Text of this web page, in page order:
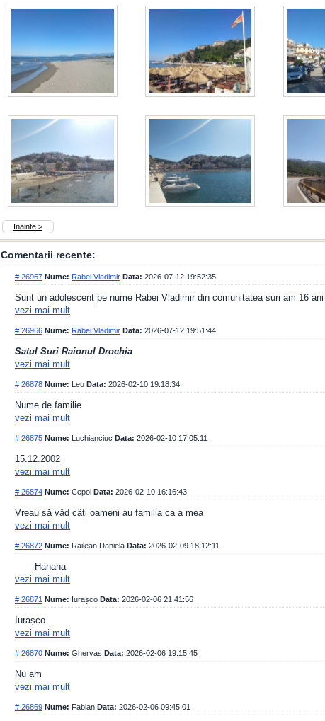
Inainte >
Comentarii recente:
# 26967 Nume: Rabei Vladimir Data: 2026-07-12 19:52:35
Sunt un adolescent pe nume Rabei Vladimir din comunitatea suri am 16 ani
vezi mai mult
# 26966 Nume: Rabei Vladimir Data: 2026-07-12 19:51:44
Satul Suri Raionul Drochia
vezi mai mult
# 26878 Nume: Leu Data: 2026-02-10 19:18:34
Nume de familie
vezi mai mult
# 26875 Nume: Luchianciuc Data: 2026-02-10 17:05:11
15.12.2002
vezi mai mult
# 26874 Nume: Cepoi Data: 2026-02-10 16:16:43
Vreau să văd câți oameni au familia ca a mea
vezi mai mult
# 26872 Nume: Railean Daniela Data: 2026-02-09 18:12:11
Hahaha
vezi mai mult
# 26871 Nume: Iurașco Data: 2026-02-06 21:41:56
Iurașco
vezi mai mult
# 26870 Nume: Ghervas Data: 2026-02-06 19:15:45
Nu am
vezi mai mult
# 26869 Nume: Fabian Data: 2026-02-06 09:45:01